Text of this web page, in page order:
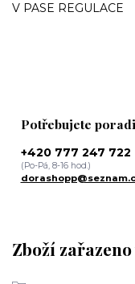
V PASE REGULACE
Zboží
Potřebujete
+420 777 247 722
(Po-Pá, 8-16 hod.)